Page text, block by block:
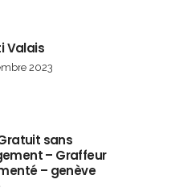
Valais
2023
sans
– Graffeur
– genève